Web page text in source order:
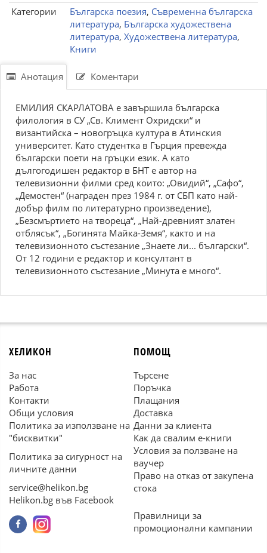
Категории
Българска поезия, Съвременна българска
литература, Българска художествена
литература, Художествена литература,
Книги
Анотация Коментари
ЕМИЛИЯ СКАРЛАТОВА е завършила българска
филология в СУ „Св. Климент Охридски“ и
византийска – новогръцка култура в Атинския
университет. Като студентка в Гърция превежда
български поети на гръцки език. А като
дългогодишен редактор в БНТ е автор на
телевизионни филми сред които: „Овидий“, „Сафо“,
„Демостен“ (награден през 1984 г. от СБП като най-
добър филм по литературно произведение),
„Безсмъртието на твореца“, „Най-древният златен
отблясък“, „Богинята Майка-Земя“, както и на
телевизионното състезание „Знаете ли... български“.
От 12 години е редактор и консултант в
телевизионното състезание „Минута е много“.
ХЕЛИКОН
За нас
Работа
Контакти
Общи условия
Политика за използване на
"бисквитки"
Политика за сигурност на
личните данни
service@helikon.bg
Helikon.bg във Facebook
ПОМОЩ
Търсене
Поръчка
Плащания
Доставка
Данни за клиента
Как да свалим е-книги
Условия за ползване на
ваучер
Право на отказ от закупена
стока
Правилници за
промоционални кампании